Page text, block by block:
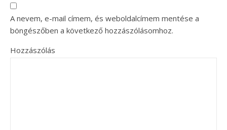
A nevem, e-mail címem, és weboldalcímem mentése a
böngészőben a következő hozzászólásomhoz.
Hozzászólás